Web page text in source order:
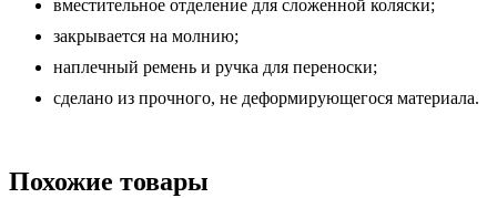
вместительное отделение для сложенной коляски;
закрывается на молнию;
наплечный ремень и ручка для переноски;
сделано из прочного, не деформирующегося материала.
Похожие товары